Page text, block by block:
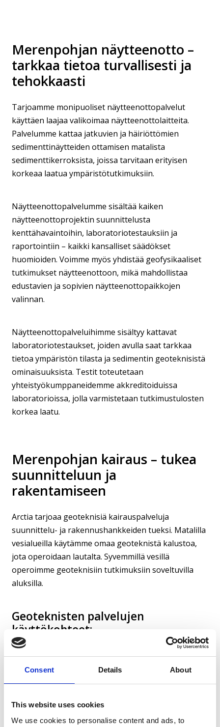
Consent Details About
This website uses cookies
We use cookies to personalise content and ads, to
Merenpohjan näytteenotto –
tarkkaa tietoa turvallisesti ja
tehokkaasti
Tarjoamme monipuoliset näytteenottopalvelut
käyttäen laajaa valikoimaa näytteenottolaitteita.
Palvelumme kattaa jatkuvien ja häiriöttömien
sedimenttinäytteiden ottamisen matalista
sedimenttikerroksista, joissa tarvitaan erityisen
korkeaa laatua ympäristötutkimuksiin.
Näytteenottopalvelumme sisältää kaiken
näytteenottoprojektin suunnittelusta
kenttähavaintoihin, laboratoriotestauksiin ja
raportointiin – kaikki kansalliset säädökset
huomioiden. Voimme myös yhdistää geofysikaaliset
tutkimukset näytteenottoon, mikä mahdollistaa
edustavien ja sopivien näytteenottopaikkojen
valinnan.
Näytteenottopalveluihimme sisältyy kattavat
laboratoriotestaukset, joiden avulla saat tarkkaa
tietoa ympäristön tilasta ja sedimentin geoteknisistä
ominaisuuksista. Testit toteutetaan
yhteistyökumppaneidemme akkreditoiduissa
laboratorioissa, jolla varmistetaan tutkimustulosten
korkea laatu.
Merenpohjan kairaus – tukea
suunnitteluun ja
rakentamiseen
Arctia tarjoaa geoteknisiä kairauspalveluja
suunnittelu- ja rakennushankkeiden tueksi. Matalilla
vesialueilla käytämme omaa geoteknistä kalustoa,
jota operoidaan lautalta. Syvemmillä vesillä
operoimme geoteknisiin tutkimuksiin soveltuvilla
aluksilla.
Geoteknisten palvelujen
käyttökohteet:
Geofysikaalisten akustis-seismisten profiilien
varmistus
Merituulipuistojen tutkimukset
Ruoppausta edeltävät ja ympäristötutkimukset
Ympäristövaikutusten arvioinnit